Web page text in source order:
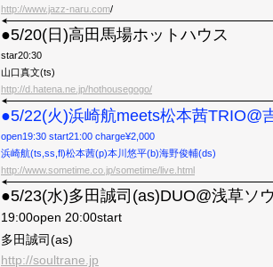
http://www.jazz-naru.com/
●5/20(日)高田馬場ホットハウス
star20:30
山口真文(ts)
http://d.hatena.ne.jp/hothousegogo/
●5/22(火)浜崎航meets松本茜TRIO@
open19:30 start21:00 charge¥2,000
浜崎航(ts,ss,fl)松本茜(p)本川悠平(b)海野俊輔(ds)
http://www.sometime.co.jp/sometime/live.html
●5/23(水)多田誠司(as)DUO@浅草ソ
19:00open 20:00start
多田誠司(as)
http://soultrane.jp